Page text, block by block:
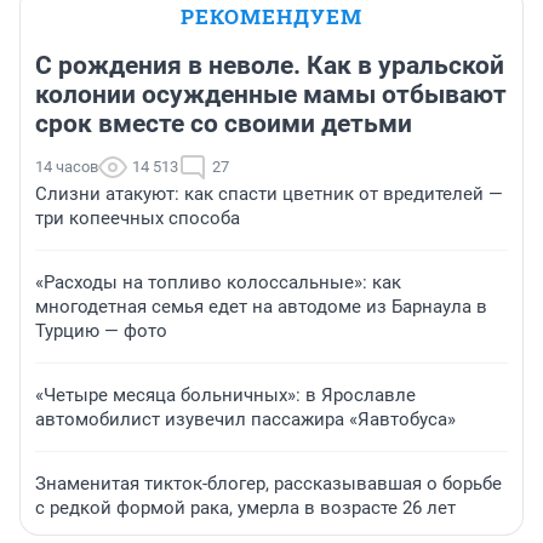
Стас Соколов
РЕКОМЕНДУЕМ
С рождения в неволе. Как в уральской
колонии осужденные мамы отбывают
14 часов 14 513 27
Слизни атакуют: как спасти цветник от вредителей —
три копеечных способа
«Расходы на топливо колоссальные»: как
многодетная семья едет на автодоме из Барнаула в
«Четыре месяца больничных»: в Ярославле
автомобилист изувечил пассажира «Яавтобуса»